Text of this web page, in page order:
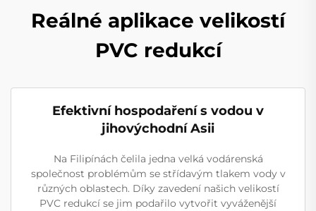
Reálné aplikace velikostí
PVC redukcí
Efektivní hospodaření s vodou v
jihovýchodní Asii
Na Filipínách čelila jedna velká vodárenská
společnost problémům se střídavým tlakem vody v
různých oblastech. Díky zavedení našich velikostí
PVC redukcí se jim podařilo vytvořit vyváženější